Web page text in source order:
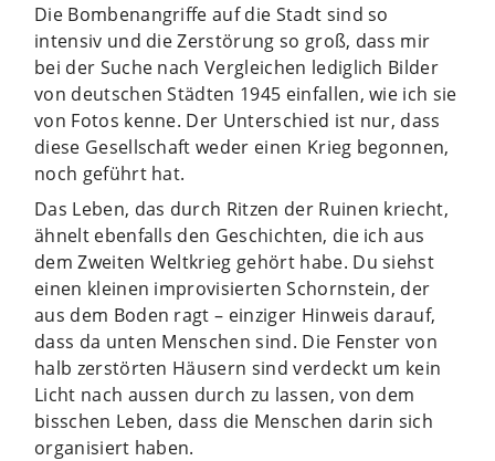
Die Bombenangriffe auf die Stadt sind so
intensiv und die Zerstörung so groß, dass mir
bei der Suche nach Vergleichen lediglich Bilder
von deutschen Städten 1945 einfallen, wie ich sie
von Fotos kenne. Der Unterschied ist nur, dass
diese Gesellschaft weder einen Krieg begonnen,
noch geführt hat.
Das Leben, das durch Ritzen der Ruinen kriecht,
ähnelt ebenfalls den Geschichten, die ich aus
dem Zweiten Weltkrieg gehört habe. Du siehst
einen kleinen improvisierten Schornstein, der
aus dem Boden ragt – einziger Hinweis darauf,
dass da unten Menschen sind. Die Fenster von
halb zerstörten Häusern sind verdeckt um kein
Licht nach aussen durch zu lassen, von dem
bisschen Leben, dass die Menschen darin sich
organisiert haben.